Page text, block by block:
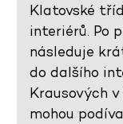
Klatovské
interiérů. Po
následuje
do dalšího
Krausových
mohou